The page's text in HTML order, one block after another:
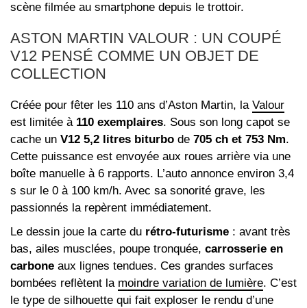
scène filmée au smartphone depuis le trottoir.
ASTON MARTIN VALOUR : UN COUPÉ
V12 PENSÉ COMME UN OBJET DE
COLLECTION
Créée pour fêter les 110 ans d’Aston Martin, la Valour
est limitée à 110 exemplaires. Sous son long capot se
cache un V12 5,2 litres biturbo de 705 ch et 753 Nm.
Cette puissance est envoyée aux roues arrière via une
boîte manuelle à 6 rapports. L’auto annonce environ 3,4
s sur le 0 à 100 km/h. Avec sa sonorité grave, les
passionnés la repèrent immédiatement.
Le dessin joue la carte du rétro‑futurisme : avant très
bas, ailes musclées, poupe tronquée, carrosserie en
carbone aux lignes tendues. Ces grandes surfaces
bombées reflètent la moindre variation de lumière. C’est
le type de silhouette qui fait exploser le rendu d’une